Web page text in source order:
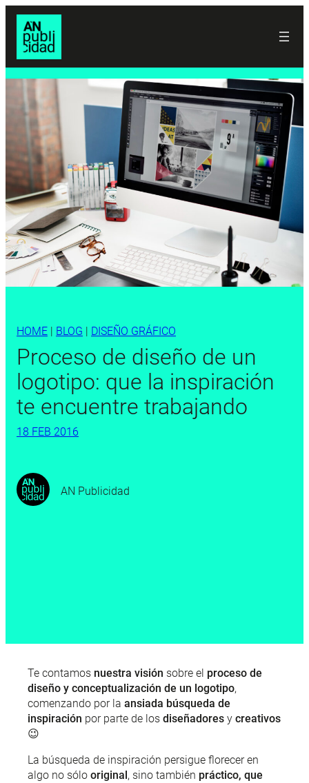
HOME | BLOG | DISEÑO GRÁFICO
Proceso de diseño de un
logotipo: que la inspiración
te encuentre trabajando
18 FEB 2016
AN Publicidad
Te contamos nuestra visión sobre el proceso de
diseño y conceptualización de un logotipo,
comenzando por la ansiada búsqueda de
inspiración por parte de los diseñadores y creativos
😉
La búsqueda de inspiración persigue florecer en
algo no sólo original, sino también práctico, que